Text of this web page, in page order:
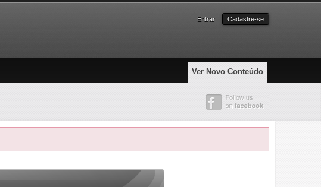
Entrar Cadastre-se
Ver Novo Conteúdo